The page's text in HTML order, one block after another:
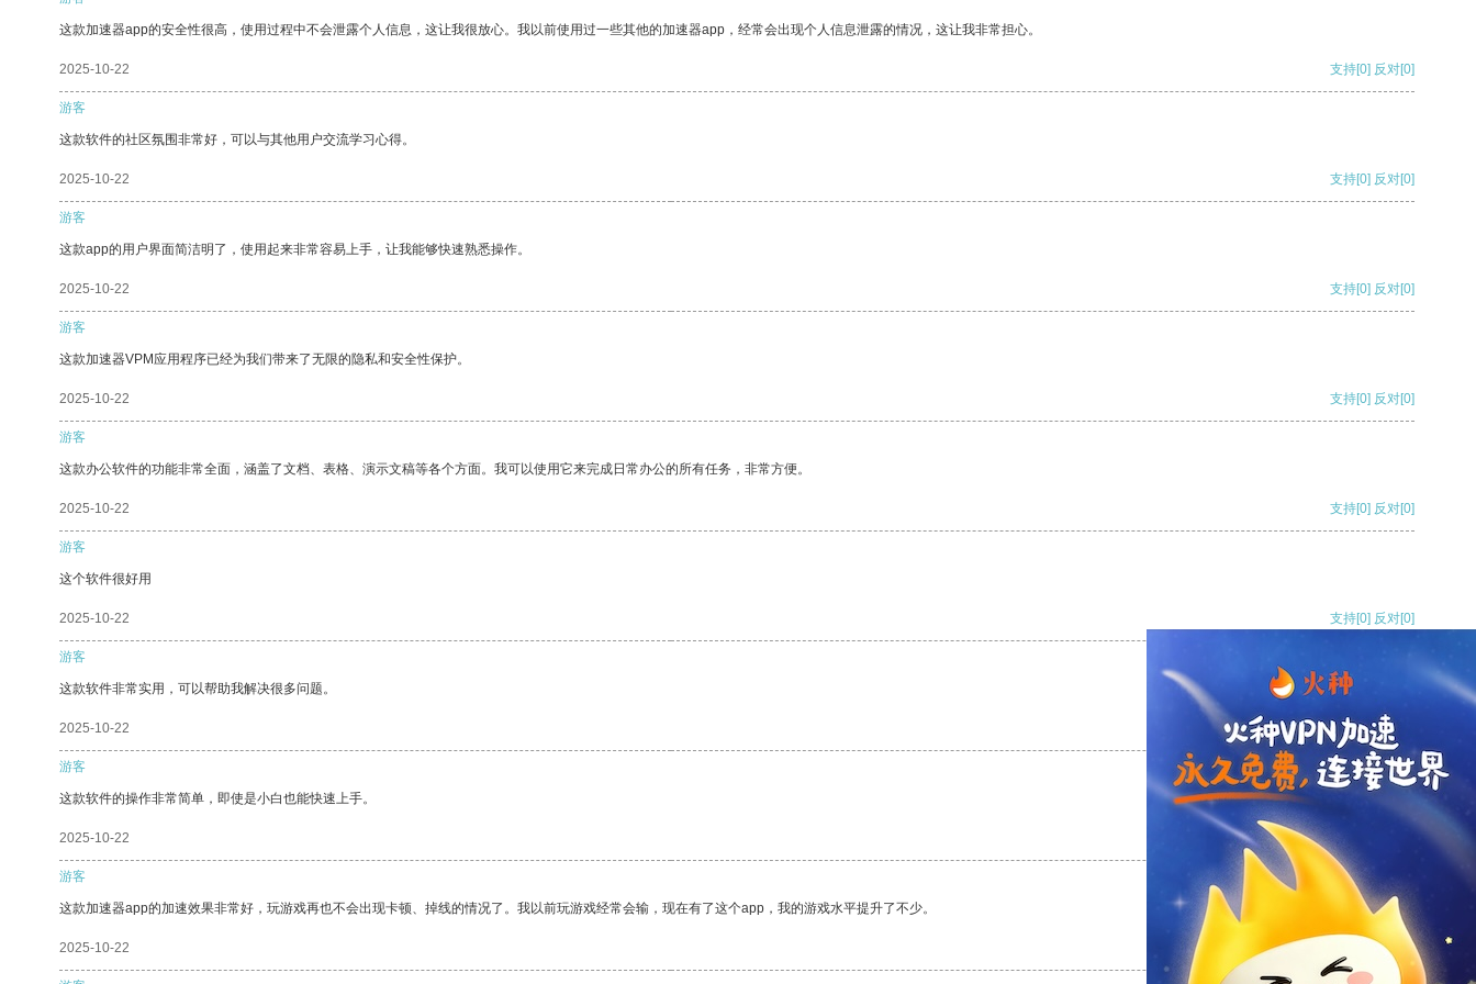
这款加速器app的安全性很高，使用过程中不会泄露个人信息，这让我很放心。我以前使用过一些其他的加速器app，经常会出现个人信息泄露的情况，这让我非常担心。
2025-10-22 支持[0] 反对[0]
游客
这款软件的社区氛围非常好，可以与其他用户交流学习心得。
2025-10-22 支持[0] 反对[0]
游客
这款app的用户界面简洁明了，使用起来非常容易上手，让我能够快速熟悉操作。
2025-10-22 支持[0] 反对[0]
游客
这款加速器VPM应用程序已经为我们带来了无限的隐私和安全性保护。
2025-10-22 支持[0] 反对[0]
游客
这款办公软件的功能非常全面，涵盖了文档、表格、演示文稿等各个方面。我可以使用它来完成日常办公的所有任务，非常方便。
2025-10-22 支持[0] 反对[0]
游客
这个软件很好用
2025-10-22 支持[0] 反对[0]
游客
这款软件非常实用，可以帮助我解决很多问题。
2025-10-22 支持[0] 反对
游客
这款软件的操作非常简单，即使是小白也能快速上手。
2025-10-22 支持
游客
这款加速器app的加速效果非常好，玩游戏再也不会出现卡顿、掉线的情况了。我以前玩游戏经常会输，现在有了这个app，我的游戏水平提升了不少。
2025-10-22 反对 [0]